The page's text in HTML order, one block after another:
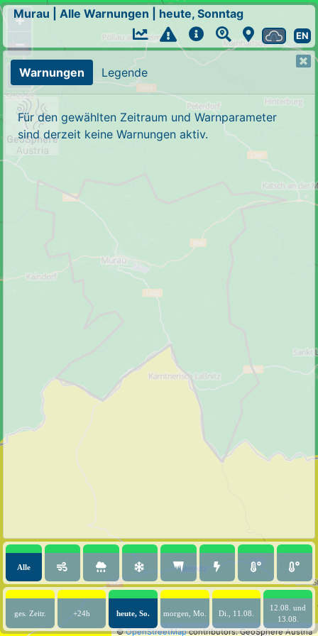
+
−
©OpenStreetMapcontributors. GeoSphere Austria
Murau Alle Warnungen heute, Sonntag
EN
Warnungen Legende
Für den gewählten Zeitraum und Warnparameter
sind derzeit keine Warnungen aktiv.
Alle
ges. Zeitr. +24h heute, So. morgen, Mo. Di., 11.08.
12.08. und
13.08.